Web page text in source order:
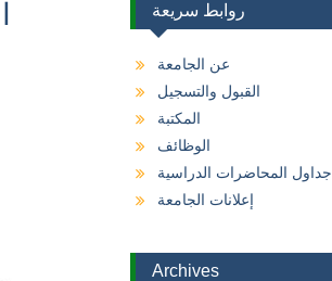
روابط سريعة
عن الجامعة
القبول والتسجيل
المكتبة
الوظائف
جداول المحاضرات الدراسية
إعلانات الجامعة
Archives